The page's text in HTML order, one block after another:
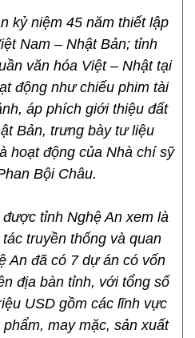
kỷ niệm 45 năm thiết lập
Nam – Nhật Bản; tỉnh
văn hóa Việt – Nhật tại
động như chiếu phim tài
áp phích giới thiệu đất
Bản, trưng bày tư liệu
hoạt động của Nhà chí sỹ
Bội Châu.
tỉnh Nghệ An xem là
truyền thống và quan
An đã có 7 dự án có vốn
địa bàn tỉnh, với tổng số
USD gồm các lĩnh vực
may mặc, sản xuất